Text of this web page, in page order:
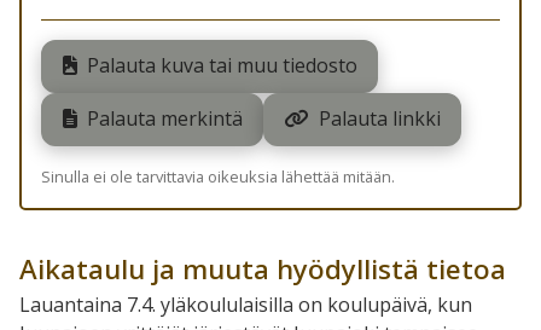
Palauta kuva tai muu tiedosto
Palauta merkintä
Palauta linkki
Sinulla ei ole tarvittavia oikeuksia lähettää mitään.
Aikataulu ja muuta hyödyllistä tietoa
Lauantaina 7.4. yläkoululaisilla on koulupäivä, kun